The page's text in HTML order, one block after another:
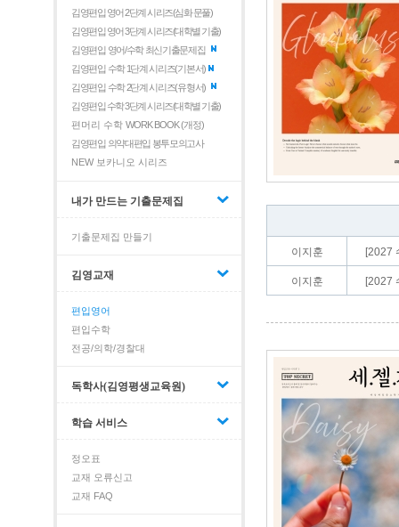
김영편입 영어 2단계 시리즈(심화 문풀)
김영편입 영어 3단계 시리즈(대학별 기출)
김영편입 영어/수학 최신기출문제집
김영편입 수학 1단계 시리즈(기본서)
김영편입 수학 2단계 시리즈(유형서)
김영편입 수학 3단계 시리즈(대학별 기출)
편머리 수학 WORK BOOK (개정)
김영편입 의약대편입 봉투모의고사
NEW 보카니오 시리즈
내가 만드는 기출문제집
기출문제집 만들기
김영교재
편입영어
편입수학
전공/의학/경찰대
독학사(김영평생교육원)
학습 서비스
정오표
교재 오류신고
교재 FAQ
이지훈 [2027
이지훈 [2027